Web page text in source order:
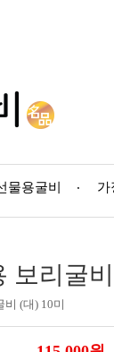
물용굴비 가
보리굴비
비 (대) 10미